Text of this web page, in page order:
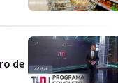
de